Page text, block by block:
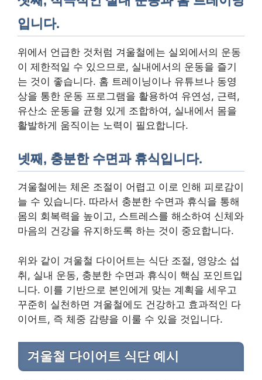
입니다.
위에서 언급한 것처럼 겨울철에는 실외에서의 운동
이 제한적일 수 있으므로, 실내에서의 운동을 즐기
는 것이 좋습니다. 홈 트레이닝이나 유튜브나 동영
상을 통한 운동 프로그램을 활용하여 유연성, 근력,
유산소 운동을 균형 있게 조합하여, 실내에서 몸을
활발하게 움직이는 노력이 필요합니다.
넷째, 충분한 수면과 휴식입니다.
겨울철에는 체온 조절이 어렵고 이로 인해 피로감이
늘 수 있습니다. 따라서 충분한 수면과 휴식을 통해
몸의 회복력을 높이고, 스트레스를 해소하여 신체와
마음의 건강을 유지하도록 하는 것이 중요합니다.
위와 같이 겨울철 다이어트는 식단 조절, 영양소 섭
취, 실내 운동, 충분한 수면과 휴식이 핵심 포인트입
니다. 이를 기반으로 본인에게 맞는 계획을 세우고
꾸준히 실천하면 겨울철에도 건강하고 효과적인 다
이어트, 즉 체중 감량을 이룰 수 있을 것입니다.
겨울철 다이어트 식단 예시